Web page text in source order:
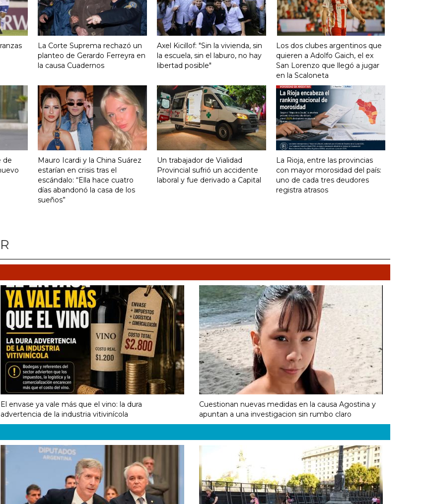
La Corte Suprema rechazó un
planteo de Gerardo Ferreyra en
la causa Cuadernos
Axel Kicillof: "Sin la vivienda, sin
la escuela, sin el laburo, no hay
libertad posible"
Los dos clubes argentinos que
quieren a Adolfo Gaich, el ex
San Lorenzo que llegó a jugar
en la Scaloneta
de
Mauro Icardi y la China Suárez
estarían en crisis tras el
escándalo: “Ella hace cuatro
días abandonó la casa de los
sueños”
Un trabajador de Vialidad
Provincial sufrió un accidente
laboral y fue derivado a Capital
La Rioja, entre las provincias
con mayor morosidad del país:
uno de cada tres deudores
registra atrasos
El envase ya vale más que el vino: la dura
advertencia de la industria vitivinícola
Cuestionan nuevas medidas en la causa Agostina y
apuntan a una investigacion sin rumbo claro